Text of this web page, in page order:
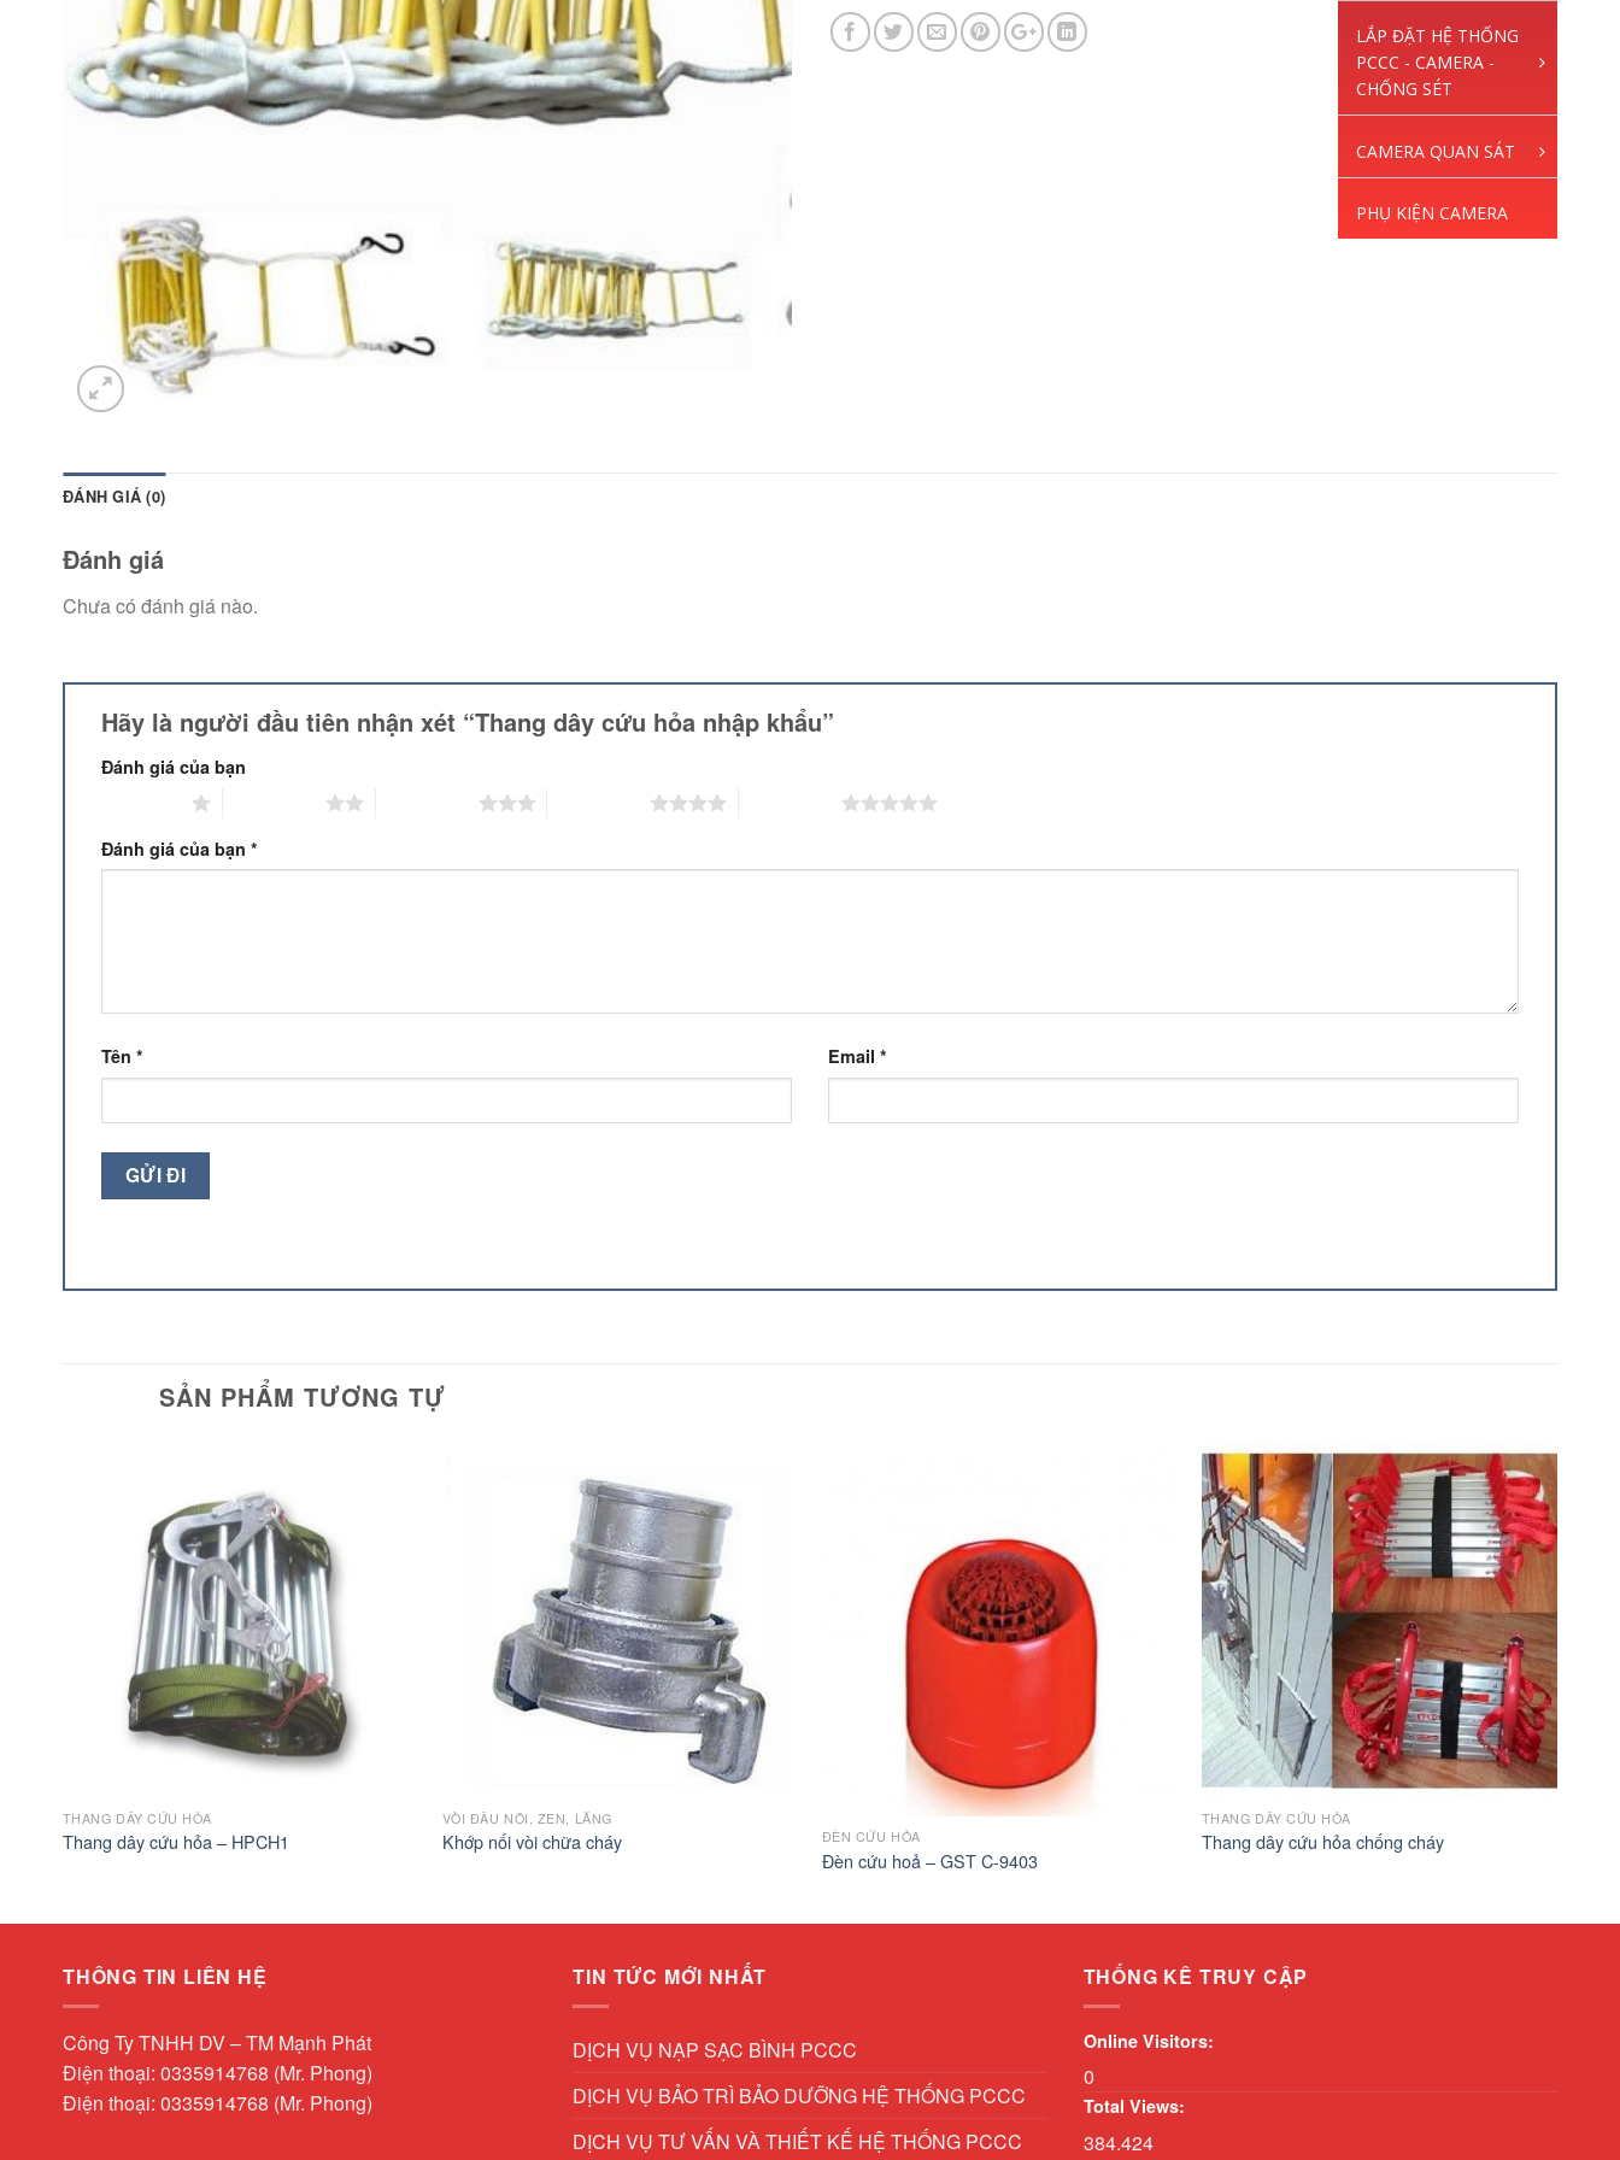
LẮP ĐẶT HỆ THỐNG
PCCC - CAMERA -
CHỐNG SÉT
CAMERA QUAN SÁT
PHỤ KIỆN CAMERA
ĐÁNH GIÁ (0)
Đánh giá
Chưa có đánh giá nào.
Hãy là người đầu tiên nhận xét “Thang dây cứu hỏa nhập khẩu”
Đánh giá của bạn
Đánh giá của bạn *
Tên * Email *
SẢN PHẨM TƯƠNG TỰ
THANG DÂY CỨU HỎA
Thang dây cứu hỏa – HPCH1
VÒI ĐẤU NỐI, ZEN, LĂNG
Khớp nối vòi chữa cháy ĐÈN CỨU HỎA
Đèn cứu hoả – GST C-9403
THANG DÂY CỨU HỎA
Thang dây cứu hỏa chống cháy
THÔNG TIN LIÊN HỆ
Công Ty TNHH DV – TM Mạnh Phát
Điện thoại: 0335914768 (Mr. Phong)
Điện thoại: 0335914768 (Mr. Phong)
TIN TỨC MỚI NHẤT
DỊCH VỤ NẠP SẠC BÌNH PCCC
DỊCH VỤ BẢO TRÌ BẢO DƯỠNG HỆ THỐNG PCCC
DỊCH VỤ TƯ VẤN VÀ THIẾT KẾ HỆ THỐNG PCCC
THỐNG KÊ TRUY CẬP
Online Visitors:
0
Total Views:
384.424